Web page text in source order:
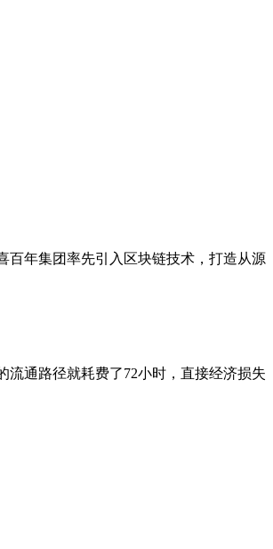
百年集团率先引入区块链技术，打造从源
通路径就耗费了72小时，直接经济损失